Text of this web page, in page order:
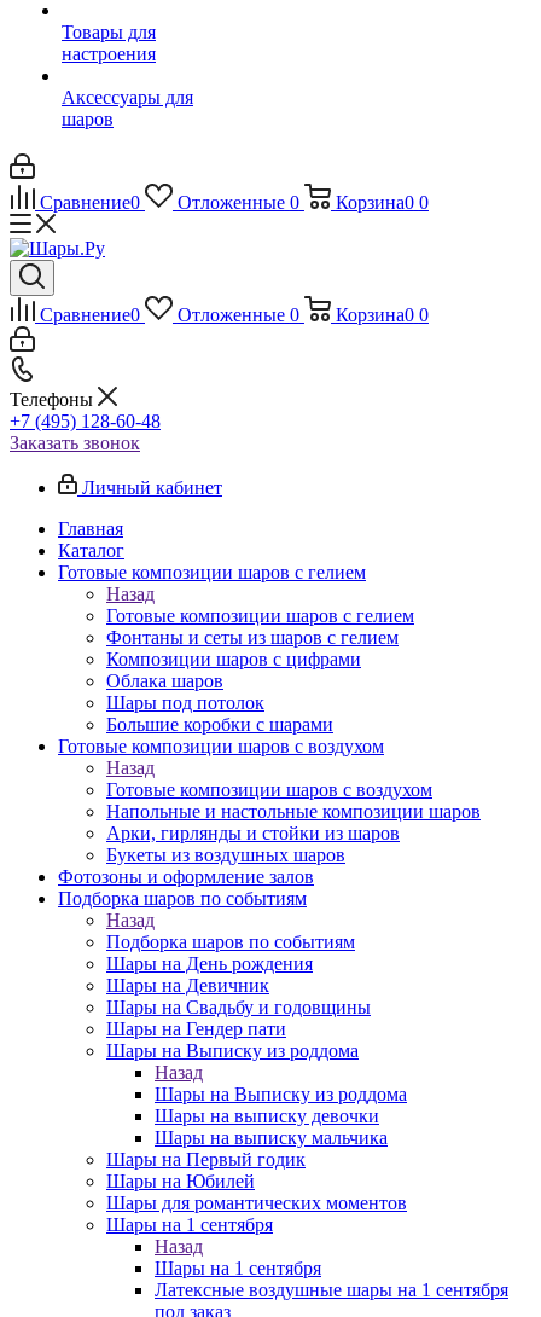
Товары для
настроения
Аксессуары для
шаров
Сравнение0 Отложенные 0 Корзина0 0
Сравнение0 Отложенные 0 Корзина0 0
Телефоны
+7 (495) 128-60-48
Заказать звонок
Личный кабинет
Главная
Каталог
Готовые композиции шаров с гелием
Назад
Готовые композиции шаров с гелием
Фонтаны и сеты из шаров с гелием
Композиции шаров с цифрами
Облака шаров
Шары под потолок
Большие коробки с шарами
Готовые композиции шаров с воздухом
Назад
Готовые композиции шаров с воздухом
Напольные и настольные композиции шаров
Арки, гирлянды и стойки из шаров
Букеты из воздушных шаров
Фотозоны и оформление залов
Подборка шаров по событиям
Назад
Подборка шаров по событиям
Шары на День рождения
Шары на Девичник
Шары на Свадьбу и годовщины
Шары на Гендер пати
Шары на Выписку из роддома
Назад
Шары на Выписку из роддома
Шары на выписку девочки
Шары на выписку мальчика
Шары на Первый годик
Шары на Юбилей
Шары для романтических моментов
Шары на 1 сентября
Назад
Шары на 1 сентября
Латексные воздушные шары на 1 сентября
под заказ